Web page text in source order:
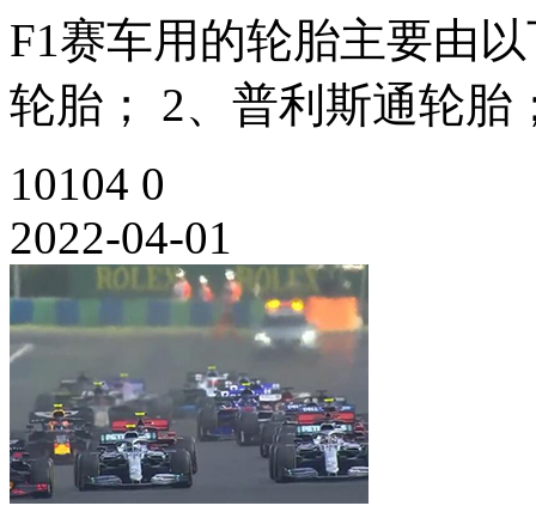
F1赛车用的轮胎主要由
轮胎； 2、普利斯通轮胎
10104 0
2022-04-01